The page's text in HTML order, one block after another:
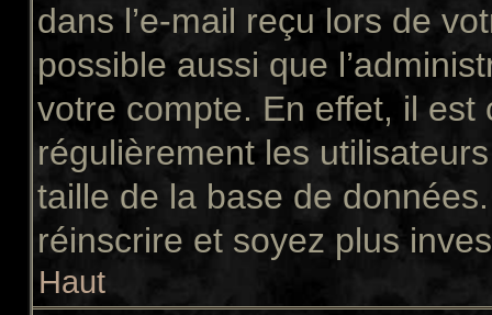
dans l’e-mail reçu lors de
possible aussi que
votre compte. En effet, il
régulièrement les
taille de la base de
réinscrire et soyez plus
Haut